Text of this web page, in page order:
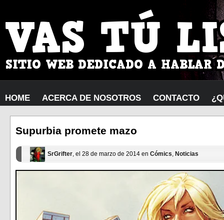
HOME ACERCA DE NOSOTROS CONTACTO
Supurbia promete mazo
SrGrifter, el 28 de marzo de 2014 en Cómics, Noticias